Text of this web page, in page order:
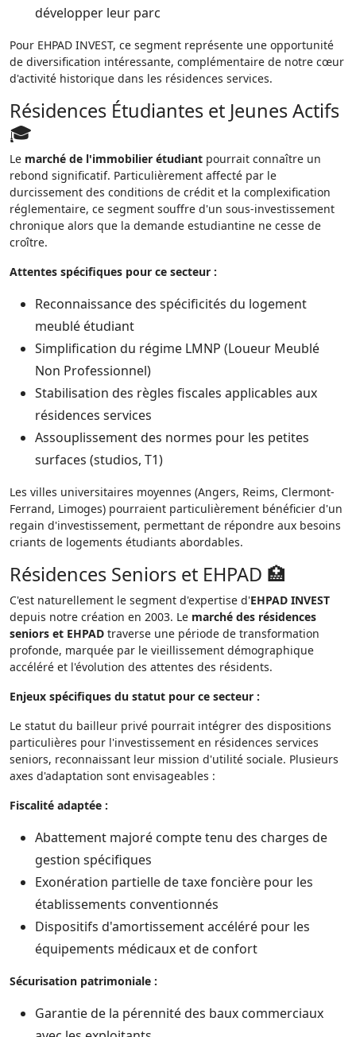
développer leur parc
Pour EHPAD INVEST, ce segment représente une opportunité
de diversification intéressante, complémentaire de notre cœur
d'activité historique dans les résidences services.
Résidences Étudiantes et Jeunes Actifs
🎓
Le marché de l'immobilier étudiant pourrait connaître un
rebond significatif. Particulièrement affecté par le
durcissement des conditions de crédit et la complexification
réglementaire, ce segment souffre d'un sous-investissement
chronique alors que la demande estudiantine ne cesse de
croître.
Attentes spécifiques pour ce secteur :
Reconnaissance des spécificités du logement
meublé étudiant
Simplification du régime LMNP (Loueur Meublé
Non Professionnel)
Stabilisation des règles fiscales applicables aux
résidences services
Assouplissement des normes pour les petites
surfaces (studios, T1)
Les villes universitaires moyennes (Angers, Reims, Clermont-
Ferrand, Limoges) pourraient particulièrement bénéficier d'un
regain d'investissement, permettant de répondre aux besoins
criants de logements étudiants abordables.
Résidences Seniors et EHPAD 🏥
C'est naturellement le segment d'expertise d'EHPAD INVEST
depuis notre création en 2003. Le marché des résidences
seniors et EHPAD traverse une période de transformation
profonde, marquée par le vieillissement démographique
accéléré et l'évolution des attentes des résidents.
Enjeux spécifiques du statut pour ce secteur :
Le statut du bailleur privé pourrait intégrer des dispositions
particulières pour l'investissement en résidences services
seniors, reconnaissant leur mission d'utilité sociale. Plusieurs
axes d'adaptation sont envisageables :
Fiscalité adaptée :
Abattement majoré compte tenu des charges de
gestion spécifiques
Exonération partielle de taxe foncière pour les
établissements conventionnés
Dispositifs d'amortissement accéléré pour les
équipements médicaux et de confort
Sécurisation patrimoniale :
Garantie de la pérennité des baux commerciaux